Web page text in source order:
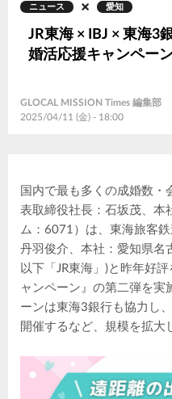
ニュース 愛知
JR東海 × IBJ × 東海3
婚活応援キャンペー
GLOCAL MISSION Times 編集部
2025/04/11 (金) - 18:00
国内で最も多くの成婚数・
表取締役社長：石坂茂、本
ム：6071）は、東海旅客
丹羽俊介、本社：愛知県名
以下「JR東海」)と昨年好
ャンペーン』の第二弾を実
ーンは東海3銀行も協力し
開催するなど、規模を拡大